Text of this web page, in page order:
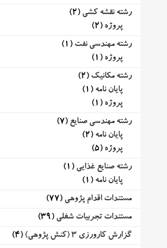
رشته نقشه کشی (2)
پروژه (2)
رشته مهندسی نفت (1)
پروژه (1)
رشته مکانیک (2)
پایان نامه (1)
پروژه (1)
رشته مهندسی صنایع (7)
پایان نامه (2)
پروژه (5)
رشته صنایع غذایی (1)
پایان نامه (1)
مستندات اقدام پژوهی (77)
مستندات تجربیات شغلی (39)
گزارش کارورزی 3 (کنش پژوهی)
(4)